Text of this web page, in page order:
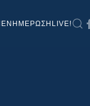
ΕΝΗΜΕΡΩΣΗ LIVE!